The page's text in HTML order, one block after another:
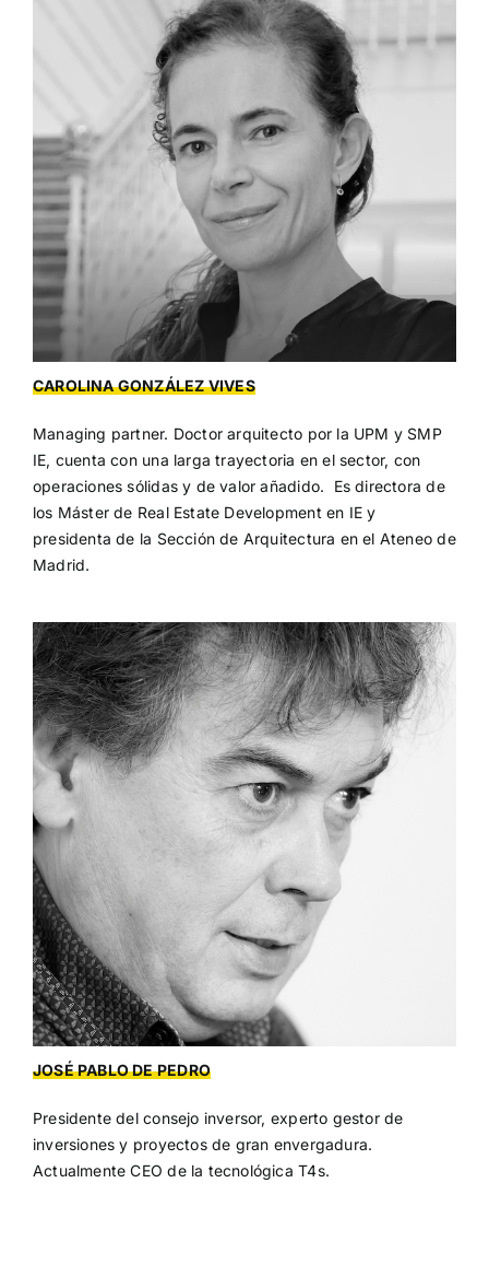
CAROLINA GONZÁLEZ VIVES
Managing partner. Doctor arquitecto por la UPM y SMP
IE, cuenta con una larga trayectoria en el sector, con
operaciones sólidas y de valor añadido. Es directora de
los Máster de Real Estate Development en IE y
presidenta de la Sección de Arquitectura en el Ateneo de
Madrid.
JOSÉ PABLO DE PEDRO
Presidente del consejo inversor, experto gestor de
inversiones y proyectos de gran envergadura.
Actualmente CEO de la tecnológica T4s.